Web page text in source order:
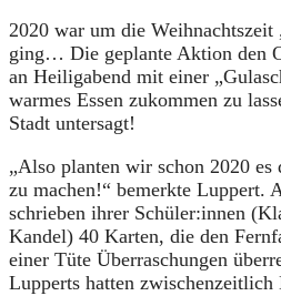
2020 war um die
ging… Die geplante Aktion den
an Heiligabend mit einer
warmes Essen zukommen zu
Stadt untersagt!
„Also planten wir schon 2020 es
zu machen!“ bemerkte Luppert.
schrieben ihrer Schüler:innen
Kandel) 40 Karten, die den
einer Tüte Überraschungen
Lupperts hatten zwischenzeitlich